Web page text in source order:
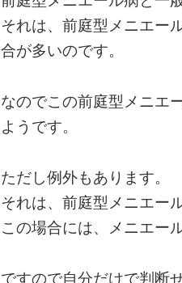
それは、前庭型メニエー
合が多いのです。
なのでこの前庭型メニエ
ようです。
ただし例外もあります。
それは、前庭型メニエー
この場合には、メニエー
ですので自分だけで判断